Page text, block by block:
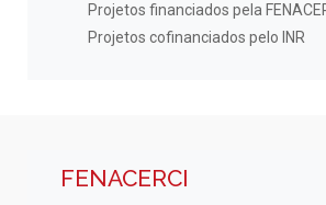
Projetos financiados pela
Projetos cofinanciados pelo INR
FENACERCI